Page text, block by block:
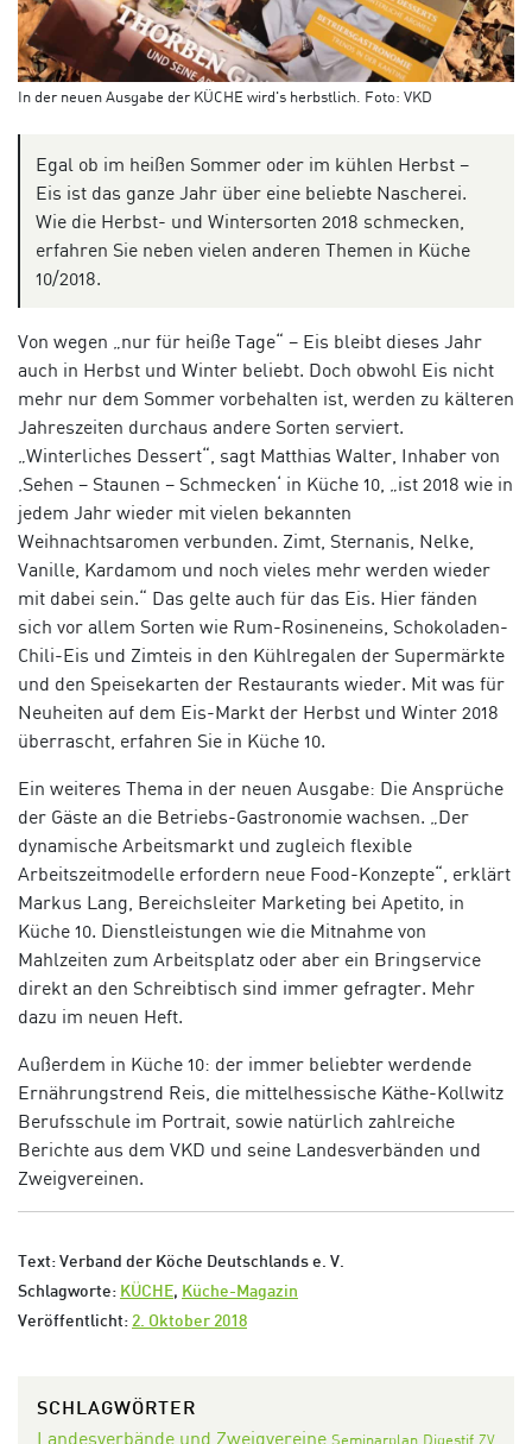
In der neuen Ausgabe der KÜCHE wird's herbstlich. Foto: VKD
Egal ob im heißen Sommer oder im kühlen Herbst –
Eis ist das ganze Jahr über eine beliebte Nascherei.
Wie die Herbst- und Wintersorten 2018 schmecken,
erfahren Sie neben vielen anderen Themen in Küche
10/2018.
Von wegen „nur für heiße Tage“ – Eis bleibt dieses Jahr
auch in Herbst und Winter beliebt. Doch obwohl Eis nicht
mehr nur dem Sommer vorbehalten ist, werden zu kälteren
Jahreszeiten durchaus andere Sorten serviert.
„Winterliches Dessert“, sagt Matthias Walter, Inhaber von
‚Sehen – Staunen – Schmecken‘ in Küche 10, „ist 2018 wie in
jedem Jahr wieder mit vielen bekannten
Weihnachtsaromen verbunden. Zimt, Sternanis, Nelke,
Vanille, Kardamom und noch vieles mehr werden wieder
mit dabei sein.“ Das gelte auch für das Eis. Hier fänden
sich vor allem Sorten wie Rum-Rosineneins, Schokoladen-
Chili-Eis und Zimteis in den Kühlregalen der Supermärkte
und den Speisekarten der Restaurants wieder. Mit was für
Neuheiten auf dem Eis-Markt der Herbst und Winter 2018
überrascht, erfahren Sie in Küche 10.
Ein weiteres Thema in der neuen Ausgabe: Die Ansprüche
der Gäste an die Betriebs-Gastronomie wachsen. „Der
dynamische Arbeitsmarkt und zugleich flexible
Arbeitszeitmodelle erfordern neue Food-Konzepte“, erklärt
Markus Lang, Bereichsleiter Marketing bei Apetito, in
Küche 10. Dienstleistungen wie die Mitnahme von
Mahlzeiten zum Arbeitsplatz oder aber ein Bringservice
direkt an den Schreibtisch sind immer gefragter. Mehr
dazu im neuen Heft.
Außerdem in Küche 10: der immer beliebter werdende
Ernährungstrend Reis, die mittelhessische Käthe-Kollwitz
Berufsschule im Portrait, sowie natürlich zahlreiche
Berichte aus dem VKD und seine Landesverbänden und
Zweigvereinen.
Text: Verband der Köche Deutschlands e. V.
Schlagworte: KÜCHE, Küche-Magazin
Veröffentlicht: 2. Oktober 2018
SCHLAGWÖRTER
Landesverbände und Zweigvereine Seminarplan Digestif ZV